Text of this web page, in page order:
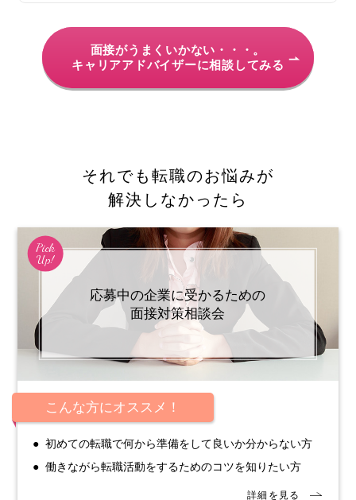
面接がうまくいかない・・・。
キャリアアドバイザーに相談してみる
それでも転職のお悩みが
解決しなかったら
応募中の企業に受かるための
面接対策相談会
こんな方にオススメ！
初めての転職で何から準備をして良いか分からない方
働きながら転職活動をするためのコツを知りたい方